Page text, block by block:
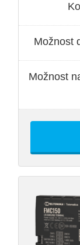
Možnost
Možnost